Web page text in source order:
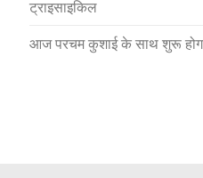
ट्राइसाइकिल
आज परचम कुशाई के साथ शुरू होगा